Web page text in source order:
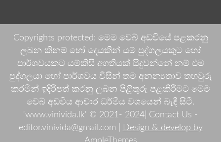
Copyrights protected: මෙම වෙබ් අඩවියේ පළකරනු
ලබන කිනම් හෝ දෙයකින් යම් පුද්ගලයකුට හෝ
පාර්ශවයකට යම්කිසි අගතියක් සිදුවන්නේ නම් එම
පුද්ගලයා හෝ පාර්ශවය විසින් තම අනන්‍යතාව තහවුරු
කරමින් ඉදිරිපත් කරනු ලබන පිළිතුරු පළකිරීමට මෙම
වෙබ් අඩවිය ආචාර ධර්මීය වශයෙන් බැඳී සිටී.
'www.vinivida.lk' © 2021- 2024| Contact Us -
editor.vinivida@gmail.com |
Design & develop by